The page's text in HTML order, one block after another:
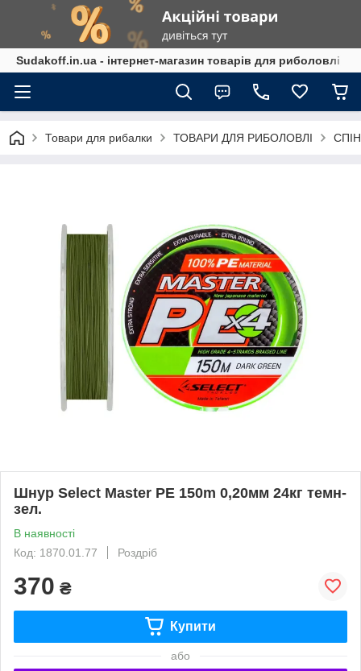
Sudakoff.in.ua - інтернет-магазин товарів для риболовлі
Товари для рибалки ТОВАРИ ДЛЯ РИБОЛОВЛІ
Шнур Select Master PE 150m 0,20мм 24кг темн-
зел.
В наявності
Код: 1870.01.77
Роздріб
370 ₴
Купити
або